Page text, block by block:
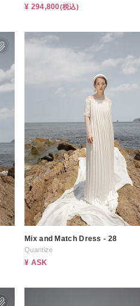
¥ 294,800(税込)
Mix and Match Dress - 28
Quantize
¥ ASK